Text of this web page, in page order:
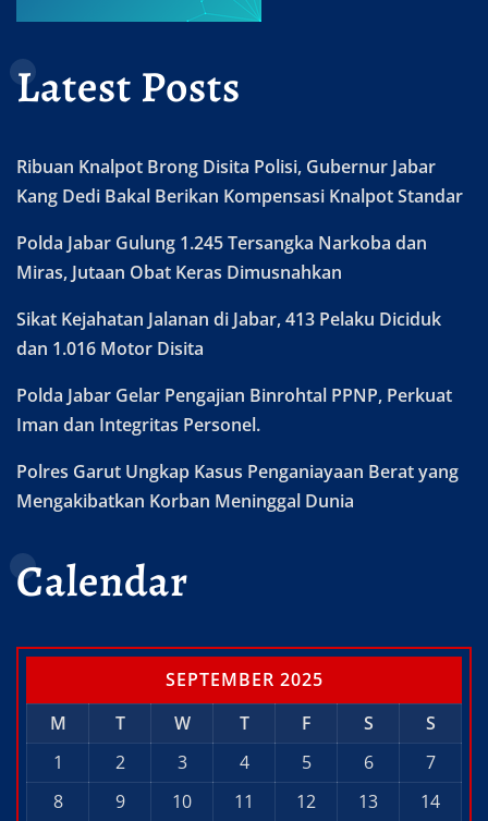
Latest Posts
Ribuan Knalpot Brong Disita Polisi, Gubernur Jabar
Kang Dedi Bakal Berikan Kompensasi Knalpot Standar
Polda Jabar Gulung 1.245 Tersangka Narkoba dan
Miras, Jutaan Obat Keras Dimusnahkan
Sikat Kejahatan Jalanan di Jabar, 413 Pelaku Diciduk
dan 1.016 Motor Disita
Polda Jabar Gelar Pengajian Binrohtal PPNP, Perkuat
Iman dan Integritas Personel.
Polres Garut Ungkap Kasus Penganiayaan Berat yang
Mengakibatkan Korban Meninggal Dunia
Calendar
SEPTEMBER 2025
M
T W T F S
S
1
2 3 4 5 6
7
8
9 10 11 12 13 14